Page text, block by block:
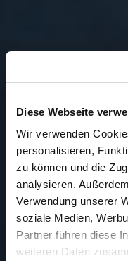
Diese Webseite
Wir verwenden
personalisieren,
zu können und die
analysieren.
Verwendung unserer
soziale Medien,
Partner führen diese
weiteren Daten